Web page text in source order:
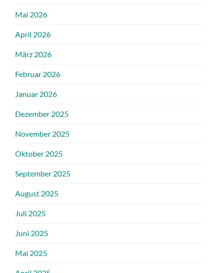
Mai 2026
April 2026
März 2026
Februar 2026
Januar 2026
Dezember 2025
November 2025
Oktober 2025
September 2025
August 2025
Juli 2025
Juni 2025
Mai 2025